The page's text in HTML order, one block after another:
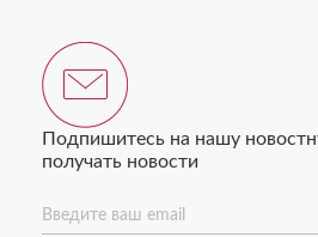
Подпишитесь на нашу
получать новости
Введите ваш email